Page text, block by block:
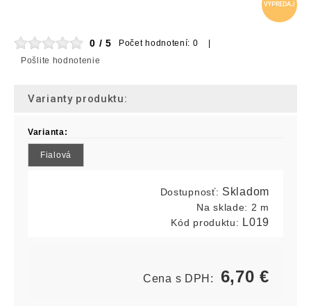
VÝPREDAJ
0 / 5
Počet hodnotení: 0 |
Pošlite hodnotenie
Varianty produktu:
Varianta:
Fialová
Dostupnosť: Skladom
Na sklade: 2 m
Kód produktu: L019
Cena s DPH: 6,70€